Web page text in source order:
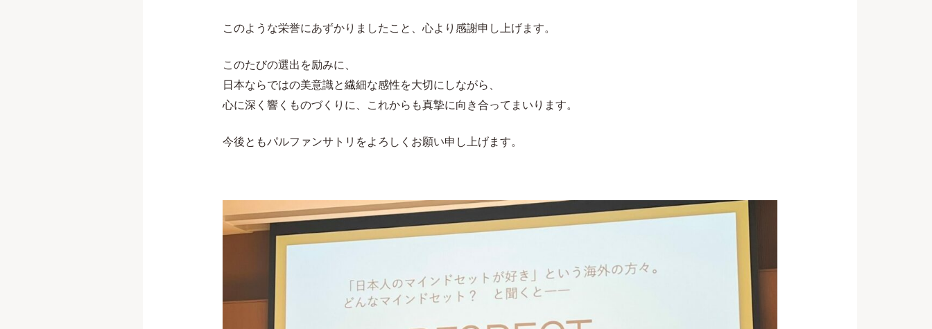
このような栄誉にあずかりましたこと、心より感謝申し上げます。
このたびの選出を励みに、
日本ならではの美意識と繊細な感性を大切にしながら、
心に深く響くものづくりに、これからも真摯に向き合ってまいります。
今後ともパルファンサトリをよろしくお願い申し上げます。